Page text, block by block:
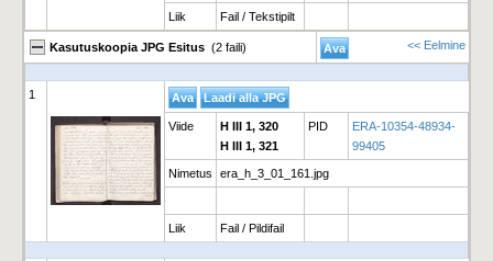
Liik Fail / Tekstipilt
Kasutuskoopia JPG Esitus (2 faili) << Eelmine
1
Viide
H III 1, 320
H III 1, 321
PID
ERA-10354-48934-
99405
Nimetus era_h_3_01_161.jpg
Liik Fail / Pildifail